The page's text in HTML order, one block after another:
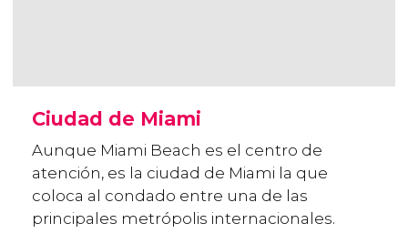
Ciudad de Miami
Aunque Miami Beach es el centro de
atención, es la ciudad de Miami la que
coloca al condado entre una de las
principales metrópolis internacionales.